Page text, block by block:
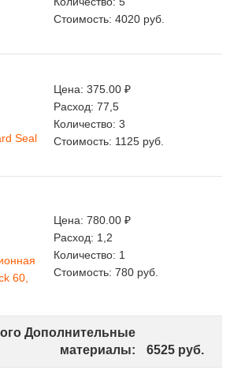
Стоимость: 4020 руб.
Seal
Цена: 375.00 ₽
Расход: 77,5
Количество: 3
Стоимость: 1125 руб.
60,
Цена: 780.00 ₽
Расход: 1,2
Количество: 1
Стоимость: 780 руб.
Дополнительные
материалы:
6525 руб.